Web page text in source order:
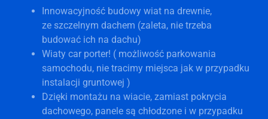
Innowacyjność budowy wiat na drewnie,
ze szczelnym dachem (zaleta, nie trzeba
budować ich na dachu)
Wiaty car porter! ( możliwość parkowania
samochodu, nie tracimy miejsca jak w przypadku
instalacji gruntowej )
Dzięki montażu na wiacie, zamiast pokrycia
dachowego, panele są chłodzone i w przypadku